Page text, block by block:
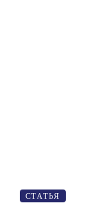
СТАТЬЯ